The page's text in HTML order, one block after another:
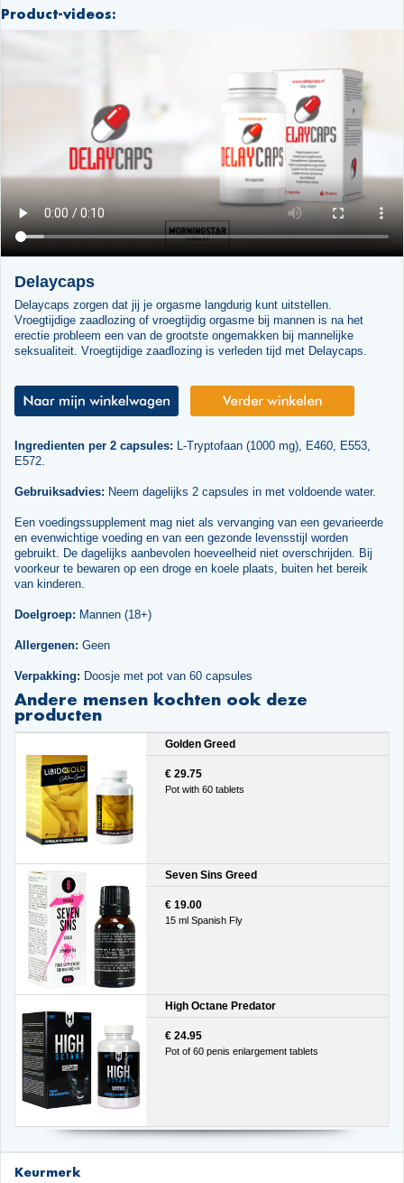
Product-videos:
Delaycaps
Delaycaps zorgen dat jij je orgasme langdurig kunt uitstellen.
Vroegtijdige zaadlozing of vroegtijdig orgasme bij mannen is na het
erectie probleem een van de grootste ongemakken bij mannelijke
seksualiteit. Vroegtijdige zaadlozing is verleden tijd met Delaycaps.
Ingredienten per 2 capsules: L-Tryptofaan (1000 mg), E460, E553,
E572.
Gebruiksadvies: Neem dagelijks 2 capsules in met voldoende water.
Een voedingssupplement mag niet als vervanging van een gevarieerde
en evenwichtige voeding en van een gezonde levensstijl worden
gebruikt. De dagelijks aanbevolen hoeveelheid niet overschrijden. Bij
voorkeur te bewaren op een droge en koele plaats, buiten het bereik
van kinderen.
Doelgroep: Mannen (18+)
Allergenen: Geen
Verpakking: Doosje met pot van 60 capsules
Andere mensen kochten ook deze
producten
Golden Greed
€ 29.75
Pot with 60 tablets
Seven Sins Greed
€ 19.00
15 ml Spanish Fly
High Octane Predator
€ 24.95
Pot of 60 penis enlargement tablets
Keurmerk